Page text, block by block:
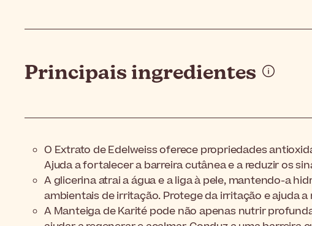
Principais ingredientes
O Extrato de Edelweiss oferece propriedades
Ajuda a fortalecer a barreira cutânea e a reduzir os
A glicerina atrai a água e a liga à pele, mantendo-a
ambientais de irritação. Protege da irritação e ajuda
A Manteiga de Karité pode não apenas nutrir